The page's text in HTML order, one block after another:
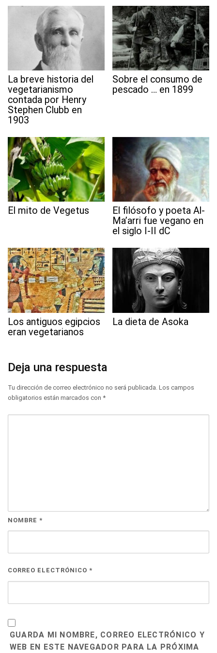
La breve historia del
vegetarianismo
contada por Henry
Stephen Clubb en
1903
Sobre el consumo de
pescado … en 1899
El mito de Vegetus
El filósofo y poeta Al-
Ma’arri fue vegano en
el siglo I-II dC
Los antiguos egipcios
eran vegetarianos
La dieta de Asoka
Deja una respuesta
Tu dirección de correo electrónico no será publicada. Los campos
obligatorios están marcados con *
NOMBRE *
CORREO ELECTRÓNICO *
GUARDA MI NOMBRE, CORREO ELECTRÓNICO Y
WEB EN ESTE NAVEGADOR PARA LA PRÓXIMA